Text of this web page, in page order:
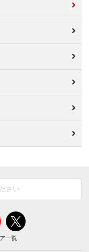
一覧